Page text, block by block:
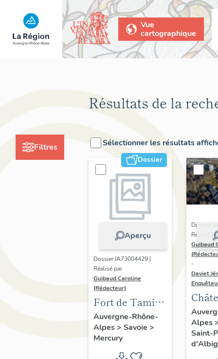
Vue
cartographique
Filtres
Résultats de la
Sélectionner les résultats
Dossier
Aperçu
Dossier IA73004429 |
Réalisé par
Guibaud Caroline
(Rédacteur)
Fort de Tamié
[EN COURS]
Auvergne-Rhône-
Alpes> Savoie >
Mercury
Dossier
Réalisé
Guibaud
-
Daviet
Alpes
Saint-